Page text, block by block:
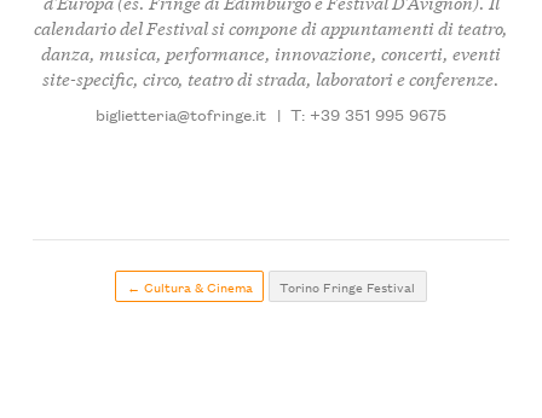
calendario del Festival si compone di appuntamenti di teatro,
danza, musica, performance, innovazione, concerti, eventi
site-specific, circo, teatro di strada, laboratori e conferenze.
biglietteria@tofringe.it | T: +39 351 995 9675
← Cultura & Cinema Torino Fringe Festival